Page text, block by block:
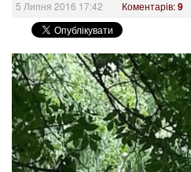
5 Липня 2016 17:42 Коментарів:9